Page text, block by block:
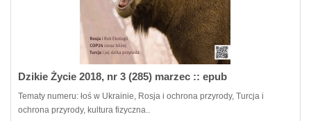
Dzikie Życie 2018, nr 3 (285) marzec :: epub
Tematy numeru: łoś w Ukrainie, Rosja i ochrona przyrody, Turcja i
ochrona przyrody, kultura fizyczna..